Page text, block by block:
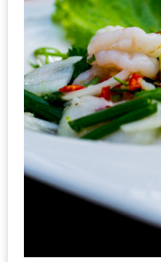
UP,
RAMA
3)
อาหาร
โดน
ใจ
ใส
ปิ๊